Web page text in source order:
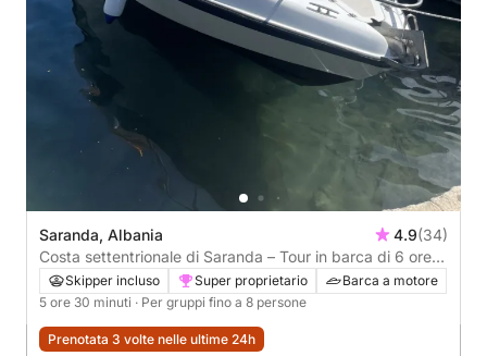
Saranda, Albania 4.9(34)
Costa settentrionale di Saranda – Tour in barca di 6 ore
con spiagge segrete
Skipper incluso Super proprietario
Barca a motore
5 ore 30 minuti · Per gruppi fino a 8 persone
Prenotata 3 volte nelle ultime 24h